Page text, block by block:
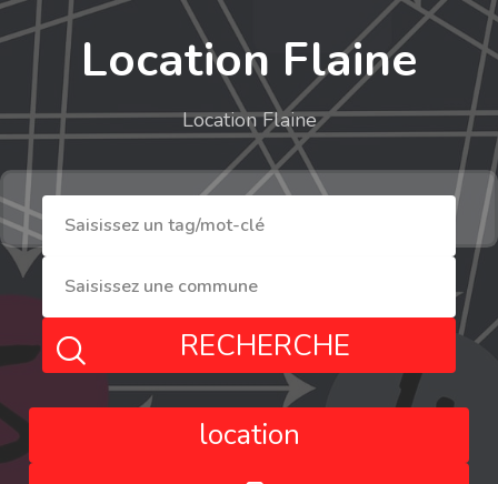
Location Flaine
Location Flaine
RECHERCHE
location